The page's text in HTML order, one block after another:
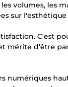
volumes, les
sur
C'est
mérite d’être
numériques